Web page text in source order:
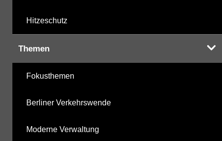
Hitzeschutz
Themen
Fokusthemen
Berliner Verkehrswende
Moderne Verwaltung